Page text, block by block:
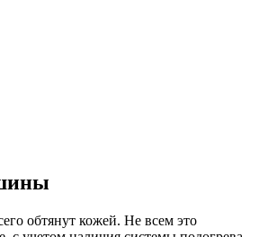
обтянут кожей. Не всем это